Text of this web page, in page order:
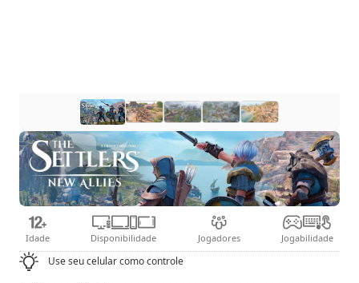
Idade Disponibilidade Jogadores Jogabilidade
Use seu celular como controle